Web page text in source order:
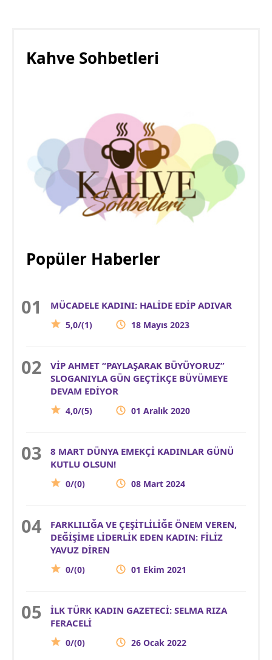
Kahve Sohbetleri
Popüler Haberler
MÜCADELE KADINI: HALİDE EDİP ADIVAR
5,0/(1) 18 Mayıs 2023
VİP AHMET “PAYLAŞARAK BÜYÜYORUZ”
SLOGANIYLA GÜN GEÇTİKÇE BÜYÜMEYE
DEVAM EDİYOR
4,0/(5) 01 Aralık 2020
8 MART DÜNYA EMEKÇİ KADINLAR GÜNÜ
KUTLU OLSUN!
0/(0) 08 Mart 2024
FARKLILIĞA VE ÇEŞİTLİLİĞE ÖNEM VEREN,
DEĞİŞİME LİDERLİK EDEN KADIN: FİLİZ
YAVUZ DİREN
0/(0) 01 Ekim 2021
İLK TÜRK KADIN GAZETECİ: SELMA RIZA
FERACELİ
0/(0) 26 Ocak 2022